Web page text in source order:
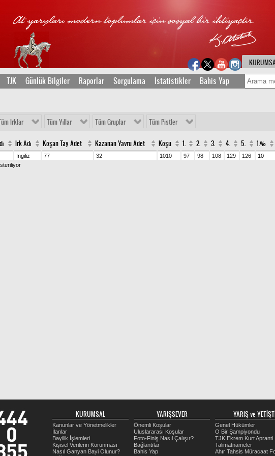
TJK Günlük Bilgiler Raporlar Sorgulama İstatistikler Bahis Yap
Irklar Tüm Yıllar Tüm Gruplar Tüm Pistler
Irk Adı Koşan Tay Adet Kazanan Yavru Adet Koşu 1. 2. 3. 4. 5. 1.%
İngiliz 77 32 1010 97 98 108 129 126 10
KURUMSAL
Kanunlar ve Yönetmelikler
İlanlar
Bayilik İşlemleri
Kişisel Verilerin Korunması
Nasıl Ganyan Bayi Olunur?
YARIŞSEVER
Önemli Koşular
Uluslararası Koşular
Foto-Finiş Nasıl Çalışır?
Bağlantılar
Bahis Yap
YARIŞ ve
Genel Hükümler
O Bir Şampiyondu
TJK Ekrem Kurt Apranti
Talimatnameler
Ahır Tahsis Müracaat